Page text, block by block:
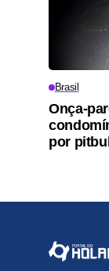
Brasil
Onça-
por